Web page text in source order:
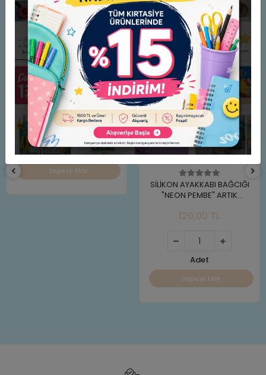
Benzer Ürünler
SİLİKON AYAKKABI BAĞCIĞI
"KIRMIZI-SARI"- ARTIK
AYAKKABI BAĞLAMAK YOK
120,00 TL
Adet
Sepete Ekle
SİLİKON AYAKKABI BAĞCIĞI
"NEON PEMBE" ARTIK
120,00 TL
Adet
Sepete Ekle